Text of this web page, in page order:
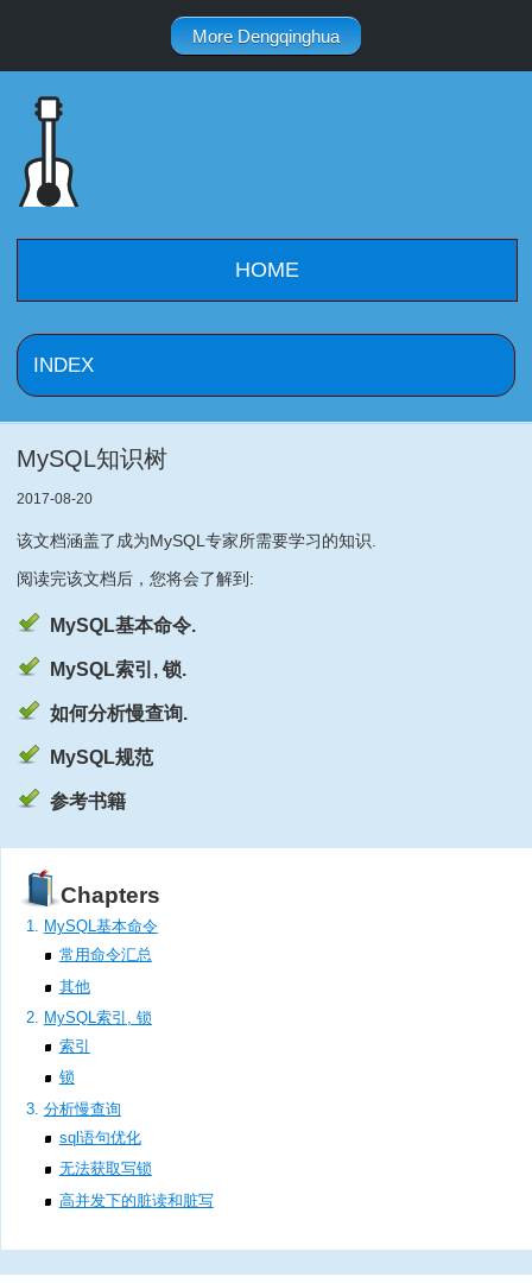
More Dengqinghua
HOME
MySQL知识树
2017-08-20
该文档涵盖了成为MySQL专家所需要学习的知识.
阅读完该文档后，您将会了解到:
MySQL基本命令.
MySQL索引, 锁.
如何分析慢查询.
MySQL规范
参考书籍
Chapters
MySQL基本命令
常用命令汇总
其他
MySQL索引, 锁
索引
锁
分析慢查询
sql语句优化
无法获取写锁
高并发下的脏读和脏写